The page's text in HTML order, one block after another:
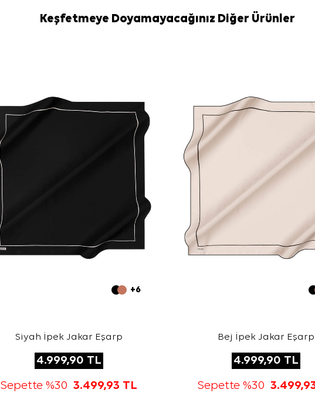
İpek Eşarp
Altın İpek Krep
Keşfetmeye Doyamayacağınız Diğer Ürünler
+6
Siyah İpek Jakar Eşarp
4.999,90 TL
Sepette %30 3.499,93 TL
Bej İpek Jakar Eşarp
4.999,90 TL
Sepette %30